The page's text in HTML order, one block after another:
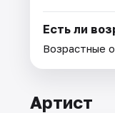
Есть ли
Возрастные
Артист